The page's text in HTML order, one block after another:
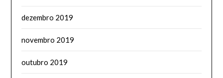
dezembro 2019
novembro 2019
outubro 2019